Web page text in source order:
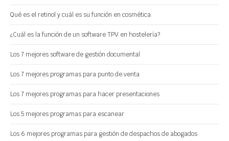
Qué es el retinol y cuál es su función en cosmética
¿Cuál es la función de un software TPV en hostelería?
Los 7 mejores software de gestión documental
Los 7 mejores programas para punto de venta
Los 7 mejores programas para hacer presentaciones
Los 5 mejores programas para escanear
Los 6 mejores programas para gestión de despachos de abogados